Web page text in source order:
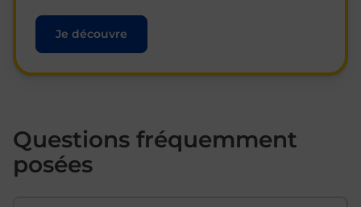
Je découvre
Questions fréquemment
posées